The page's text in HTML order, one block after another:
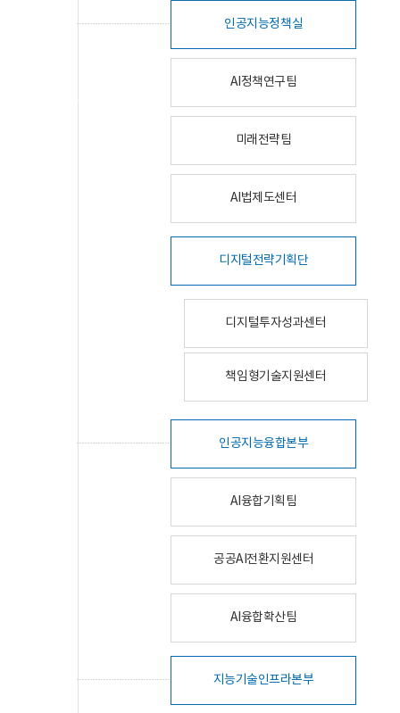
인공지능정책실
AI정책연구팀
미래전략팀
AI법제도센터
디지털전략기획단
디지털투자성과센터
책임형기술지원센터
인공지능융합본부
AI융합기획팀
공공AI전환지원센터
AI융합확산팀
지능기술인프라본부